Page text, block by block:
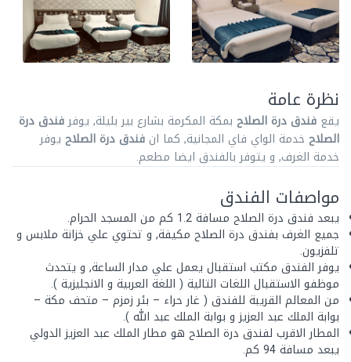
نظرة عامة
يقع فندق درة الصلاح بمكة المكرمة بشارع بير بليلة, يوفرفندق درة
الصلاح خدمة الواي فاي المجانية, كما انفندق درة الصلاح يوفر
خدمة الغرف, و يتوفر بالفندق ايضا مطعم.
مواصفات الفندق
يبعد فندق درة الصلاح مسافة 1.2 كم من المسجد الحرام.
جميع الغرف بفندق درة الصلاح مكيفة, و تحتوي علي خزانة ملابس و
تلفزيون.
يوفر الفندق مكتب استقبال يعمل علي مدار الساعة, و يتحدث
موظفو الاستقبال اللغات التالية ( اللغة العربية و الانجليزية ).
من المعالم القريبة للفندق ( غار حراء – بئر زمزم – متحف مكة –
بوابة الملك عبد العزيز و بوابة الملك عبد الله ).
المطار الاقرب لفندق درة الصلاح هو مطار الملك عبد العزيز الدولي
يبعد مسافة 94 كم.